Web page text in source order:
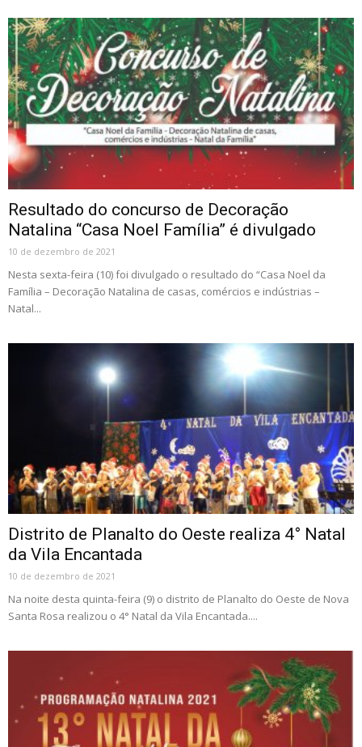
Resultado do concurso de Decoração
Natalina “Casa Noel Família” é divulgado
10 de dezembro de 2021
Nesta sexta-feira (10) foi divulgado o resultado do “Casa Noel da
Família – Decoração Natalina de casas, comércios e indústrias –
Natal...
Distrito de Planalto do Oeste realiza 4° Natal
da Vila Encantada
10 de dezembro de 2021
Na noite desta quinta-feira (9) o distrito de Planalto do Oeste de Nova
Santa Rosa realizou o 4° Natal da Vila Encantada....